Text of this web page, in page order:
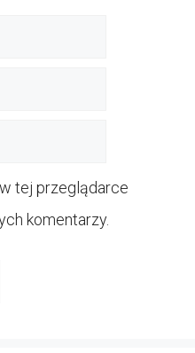
tej przeglądarce
komentarzy.